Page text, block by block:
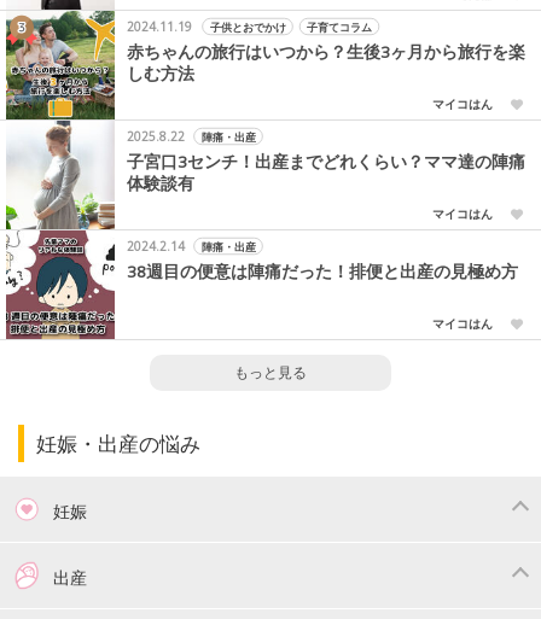
2024.11.19
子供とおでかけ 子育てコラム
赤ちゃんの旅行はいつから？生後3ヶ月から旅行を楽
しむ方法
マイコはん
2025.8.22
陣痛・出産
子宮口3センチ！出産までどれくらい？ママ達の陣痛
体験談有
マイコはん
2024.2.14
陣痛・出産
38週目の便意は陣痛だった！排便と出産の見極め方
マイコはん
もっと見る
妊娠・出産の悩み
妊娠
つわり出産